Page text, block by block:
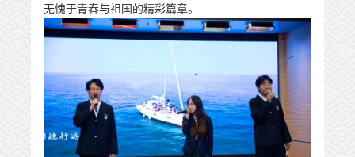
无愧于青春与祖国的精彩篇章。